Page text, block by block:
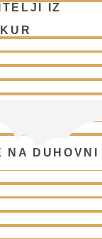
IZ
DUHOVNI